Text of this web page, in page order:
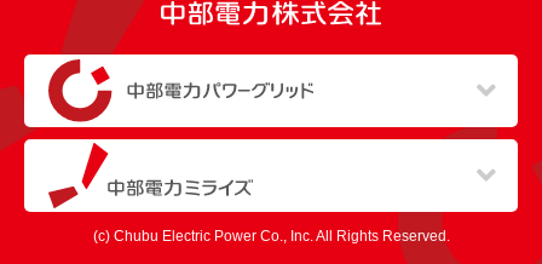
（新しいウィンドウを開きます）
（新しいウィンドウを開きます）
(c) Chubu Electric Power Co., Inc. All Rights Reserved.